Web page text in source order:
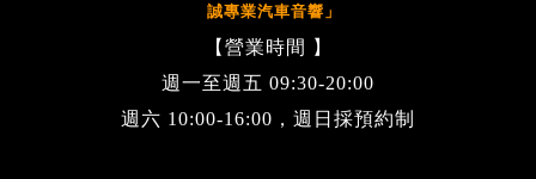
誠專業汽車音響」
【營業時間 】
週一至週五 09:30-20:00
週六 10:00-16:00，週日採預約制